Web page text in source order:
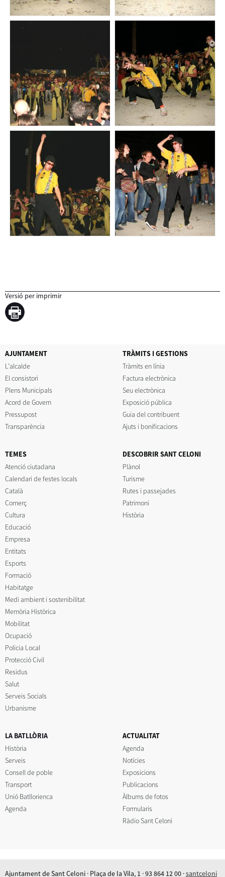
Versió per imprimir
AJUNTAMENT
L'alcalde
El consistori
Plens Municipals
Acord de Govern
Pressupost
Transparència
TRÀMITS I GESTIONS
Tràmits en línia
Factura electrònica
Seu electrònica
Exposició pública
Guia del contribuent
Ajuts i bonificacions
TEMES
Atenció ciutadana
Calendari de festes locals
Català
Comerç
Cultura
Educació
Empresa
Entitats
Esports
Formació
Habitatge
Medi ambient i sostenibilitat
Memòria Històrica
Mobilitat
Ocupació
Policia Local
Protecció Civil
Residus
Salut
Serveis Socials
Urbanisme
DESCOBRIR SANT CELONI
Plànol
Turisme
Rutes i passejades
Patrimoni
Història
LA BATLLÒRIA
Història
Serveis
Consell de poble
Transport
Unió Batllorienca
Agenda
ACTUALITAT
Agenda
Notícies
Exposicions
Publicacions
Àlbums de fotos
Formularis
Ràdio Sant Celoni
Ajuntament de Sant Celoni · Plaça de la Vila, 1 · 93 864 12 00 ·santceloni